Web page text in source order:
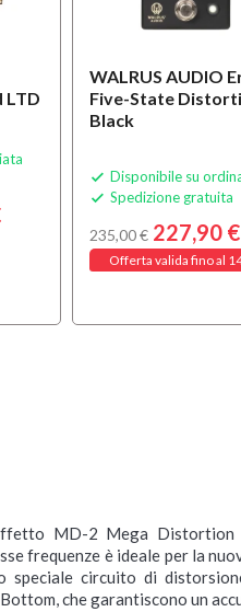
LTD
WALRUS AUDIO
Five-State
Black
 Disponibile su
 Spedizione gratuita
235,00 € 227,90 €
Offerta valida fino al
MD-2 Mega Distortion
frequenze è ideale per la
circuito di
che garantiscono un